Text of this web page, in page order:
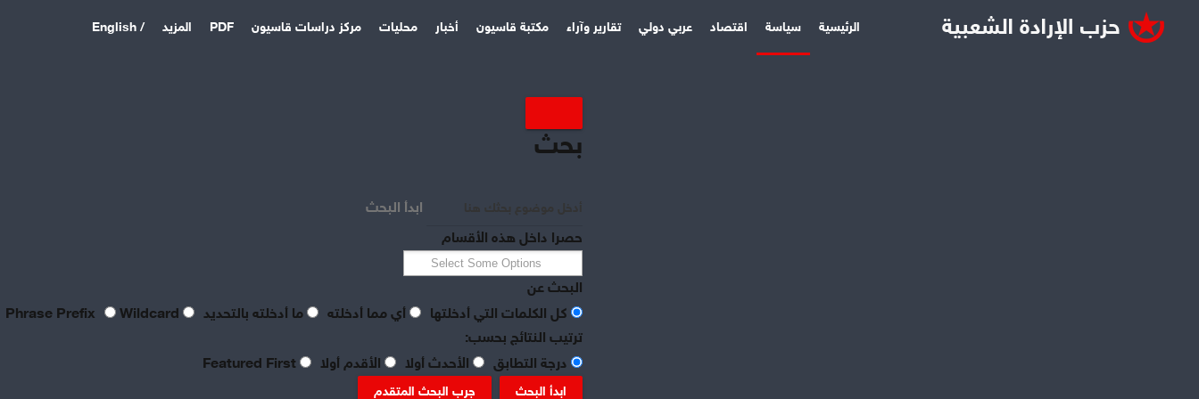
الرئيسية سياسة اقتصاد عربي دولي تقارير وآراء مكتبة قاسيون أخبار محليات مركز دراسات قاسيون PDF المزيد / English
بحث
ابدأ البحث
حصرا داخل هذه الأقسام
البحث عن
كل الكلمات التي أدخلتها
أي مما أدخلته ما أدخلته بالتحديد
Wildcard
ترتيب النتائج بحسب:
درجة التطابق
الأحدث أولا الأقدم أولا
ابدأ البحث جرب البحث المتقدم
واقع الصناعة النسيجية
السورية: «عن جد نزعتا»
تنظيم العمال: ضرورة